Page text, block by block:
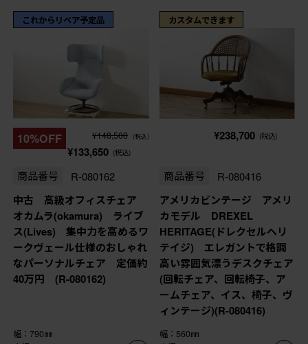
これからリペア予定品
10%OFF ¥148,500 (税込)
¥133,650 (税込)
商品番号 R-080162
中古 高級オフィスチェア
オカムラ(okamura) ライブ
ス(Lives) 集中力を高めるワ
ークヴェール仕様のおしゃれ
なパーソナルチェア 定価約
40万円 (R-080162)
幅：790㎜
カスタムできます
¥238,700 (税込)
商品番号 R-080416
アメリカビンテージ アメリ
カモデル DREXEL
HERITAGE(ドレクセルヘリ
テイジ) エレガントで格調
高い雰囲気漂うデスクチェア
(回転チェア、回転椅子、ア
ームチェア、イス、椅子、ヴ
ィンテージ)(R-080416)
幅：560㎜